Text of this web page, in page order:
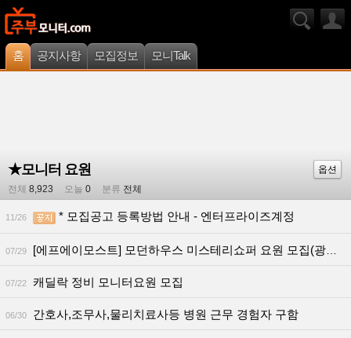
홈 공지사항 모집정보 모니Talk
★모니터 요원
옵션
전체 8,923 오늘 0 분류 전체
11/26 * 모집공고 등록방법 안내 - 엔터프라이즈계정
07/29 [에프에이모스트] 모던하우스 미스테리쇼퍼 요원 모집(광주/전라 지역)
07/22 캐딜락 정비 모니터요원 모집
06/30 간호사,조무사,물리치료사등 병원 근무 경험자 구함